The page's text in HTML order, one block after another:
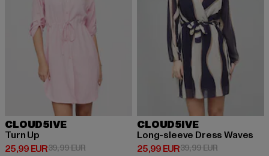
CLOUD5IVE
Turn Up
25,99 EUR
Prix courant: 25,99 EUR
39,99 EURPrix en promotion: 39,99 EUR
CLOUD5IVE
Long-sleeve Dress Waves
25,99 EUR
Prix courant: 25,99 EUR
39,99 EURPrix en